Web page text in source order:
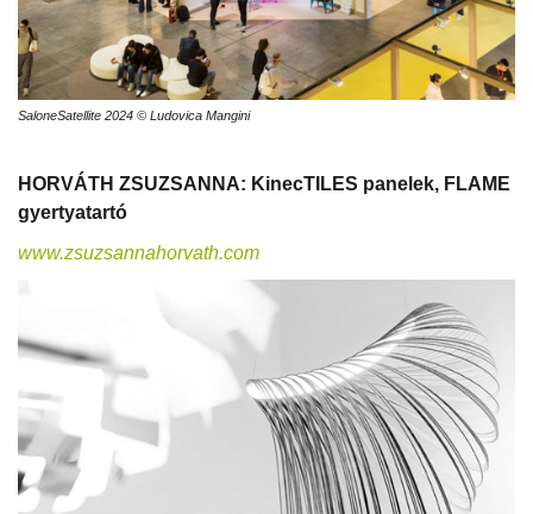
SaloneSatellite 2024 © Ludovica Mangini
HORVÁTH ZSUZSANNA: KinecTILES panelek, FLAME
gyertyatartó
www.zsuzsannahorvath.com